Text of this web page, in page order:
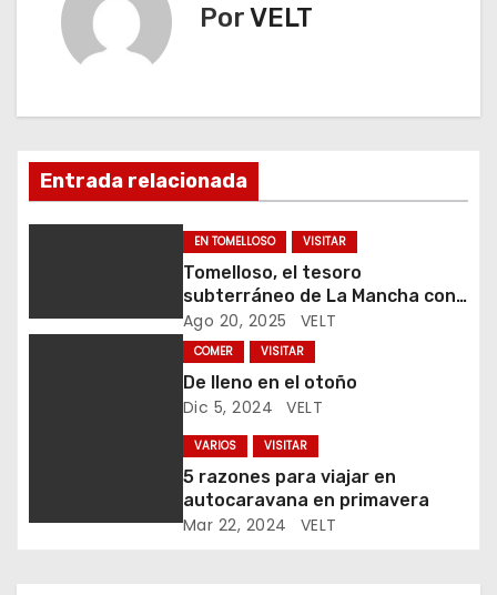
c
i
d
t
PorVELT
Entrada relacionada
EN TOMELLOSO VISITAR
Tomelloso, el tesoro
subterráneo de La Mancha con
40 kilómetros de cuevas
Ago 20, 2025 VELT
COMER VISITAR
De lleno en el otoño
Dic 5, 2024 VELT
VARIOS VISITAR
5 razones para viajar en
autocaravana en primavera
Mar 22, 2024 VELT